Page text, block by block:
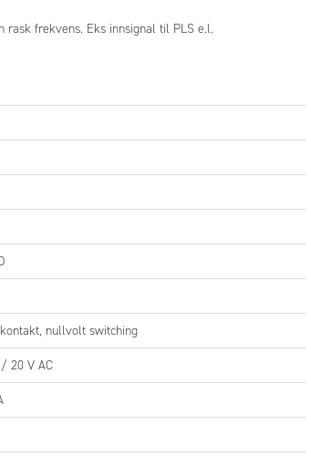
INNKOBLING
Mål Innkobling
frekvens. Eks innsignal til PLS e.l.
kontakt, nullvolt switching
20 V AC